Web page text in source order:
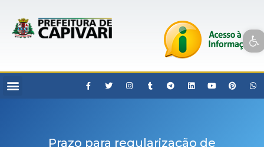
Open toolbar
Prazo para regularização de